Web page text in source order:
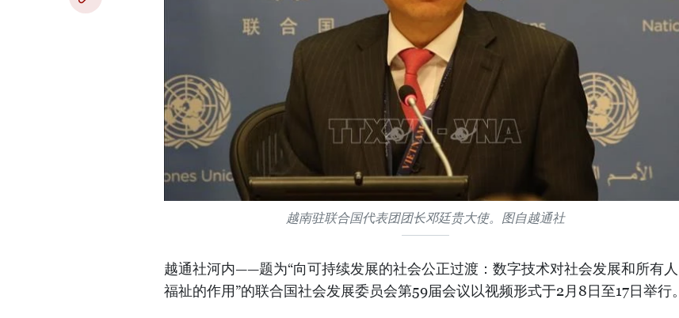
越南驻联合国代表团团长邓廷贵大使。图自越通社
越通社河内——题为“向可持续发展的社会公正过渡：数字技术对社会发展和所有人
福祉的作用”的联合国社会发展委员会第59届会议以视频形式于2月8日至17日举行。